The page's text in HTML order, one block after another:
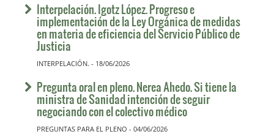
Interpelación. Igotz López. Progreso e
implementación de la Ley Orgánica de medidas
en materia de eficiencia del Servicio Público de
Justicia
INTERPELACIÓN. - 18/06/2026
Pregunta oral en pleno. Nerea Ahedo. Si tiene la
ministra de Sanidad intención de seguir
negociando con el colectivo médico
PREGUNTAS PARA EL PLENO - 04/06/2026